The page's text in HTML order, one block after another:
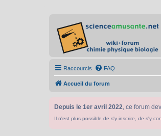
Raccourcis FAQ
Accueil du forum
Depuis le 1er avril 2022, ce forum
Il n'est plus possible de s'y inscrire, de s'y